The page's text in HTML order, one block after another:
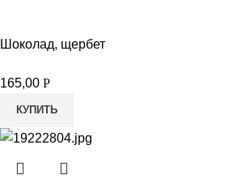
Шоколад, щербет
165,00 Р
КУПИТЬ